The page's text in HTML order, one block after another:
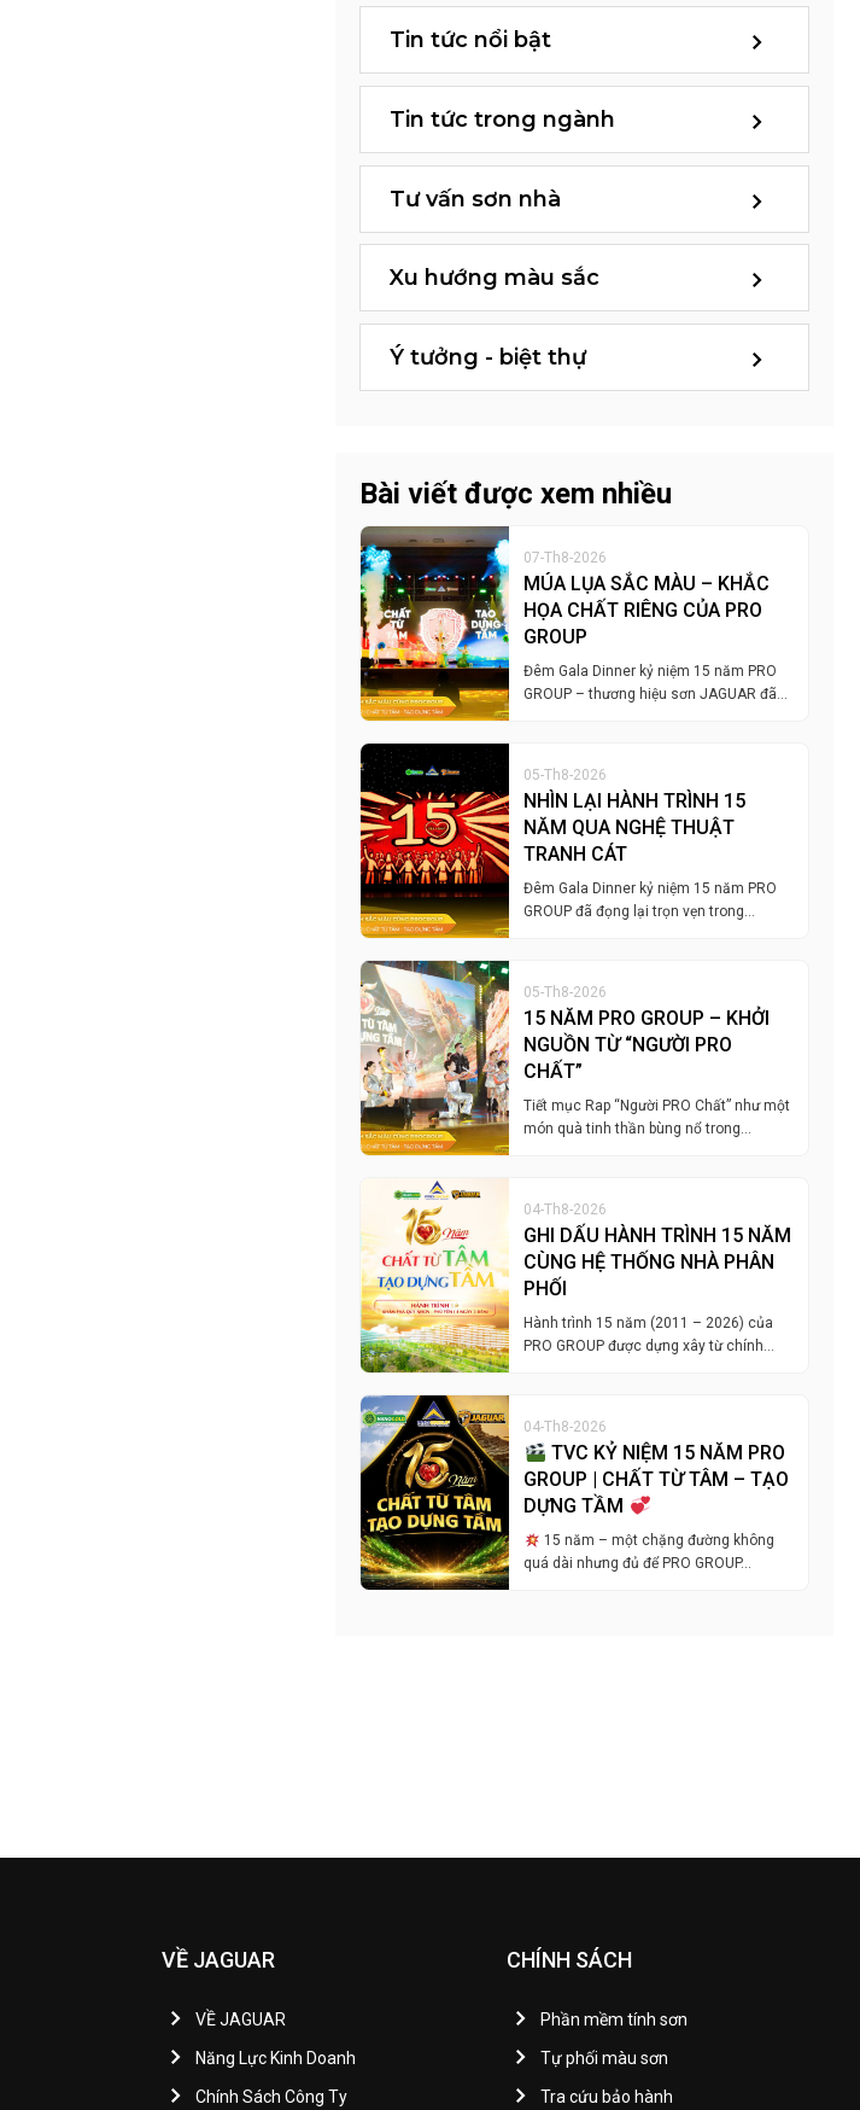
Tin tức nổi bật
Tin tức trong ngành
Tư vấn sơn nhà
Xu hướng màu sắc
Ý tưởng - biệt thự
Bài viết được xem nhiều
07-Th8-2026
MÚA LỤA SẮC MÀU – KHẮC
HỌA CHẤT RIÊNG CỦA PRO
GROUP
Đêm Gala Dinner kỷ niệm 15 năm PRO
GROUP – thương hiệu sơn JAGUAR đã…
05-Th8-2026
NHÌN LẠI HÀNH TRÌNH 15
NĂM QUA NGHỆ THUẬT
TRANH CÁT
Đêm Gala Dinner kỷ niệm 15 năm PRO
GROUP đã đọng lại trọn vẹn trong…
05-Th8-2026
15 NĂM PRO GROUP – KHỞI
NGUỒN TỪ “NGƯỜI PRO
CHẤT”
Tiết mục Rap “Người PRO Chất” như một
món quà tinh thần bùng nổ trong…
04-Th8-2026
GHI DẤU HÀNH TRÌNH 15 NĂM
CÙNG HỆ THỐNG NHÀ PHÂN
PHỐI
Hành trình 15 năm (2011 – 2026) của
PRO GROUP được dựng xây từ chính…
04-Th8-2026
TVC KỶ NIỆM 15 NĂM PRO
GROUP | CHẤT TỪ TÂM – TẠO
DỰNG TẦM
15 năm – một chặng đường không
quá dài nhưng đủ để PRO GROUP…
VỀ JAGUAR
VỀ JAGUAR
Năng Lực Kinh Doanh
Chính Sách Công Ty
CHÍNH SÁCH
Phần mềm tính sơn
Tự phối màu sơn
Tra cứu bảo hành